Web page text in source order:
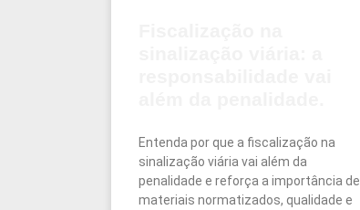
Entenda por que a fiscalização na
sinalização viária vai além da
penalidade e reforça a importância de
materiais normatizados, qualidade e